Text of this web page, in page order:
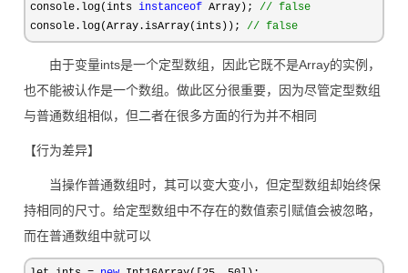
console.log(ints instanceof Array); // false
console.log(Array.isArray(ints)); // false
由于变量ints是一个定型数组，因此它既不是Array的实例，
也不能被认作是一个数组。做此区分很重要，因为尽管定型数组
与普通数组相似，但二者在很多方面的行为并不相同
【行为差异】
当操作普通数组时，其可以变大变小，但定型数组却始终保
持相同的尺寸。给定型数组中不存在的数值索引赋值会被忽略，
而在普通数组中就可以